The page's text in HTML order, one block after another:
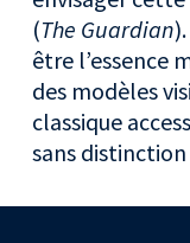
(The Guardian
être l’essence
des modèles
classique
sans distinction